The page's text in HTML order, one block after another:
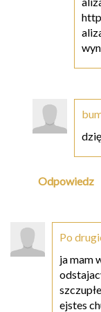
Odpowiedz
Po
ja mam
ejstes